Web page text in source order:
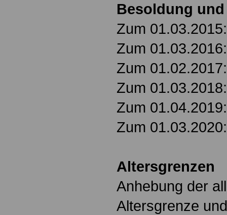
Besoldung
Zum
Zum
Zum
Zum
Zum
Zum
Altersgrenzen
Anhebung der
Altersgrenze